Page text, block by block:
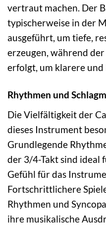
vertraut machen. Der
typischerweise in der
ausgeführt, um tiefe,
erzeugen, während
erfolgt, um klarere und
Rhythmen und
Die Vielfältigkeit der
dieses Instrument
Grundlegende
der 3/4-Takt sind ideal
Gefühl für das
Fortschrittlichere
Rhythmen und
ihre musikalische